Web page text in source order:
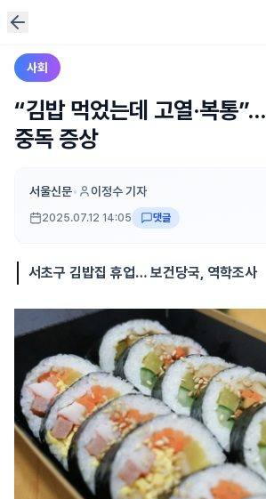
사회
“김밥 먹었는데 고열·복통
중독 증상
서울신문• 이정수 기자
2025.07.12 14:05 댓글
서초구 김밥집 휴업… 보건당국, 역학조사